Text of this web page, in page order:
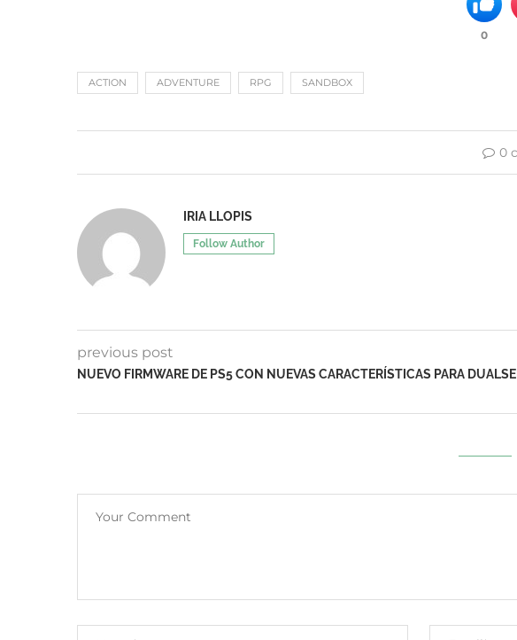
0
ACTION ADVENTURE RPG SANDBOX
0
IRIA LLOPIS
Follow Author
previous post
NUEVO FIRMWARE DE PS5 CON NUEVAS CARACTERÍSTICAS PARA